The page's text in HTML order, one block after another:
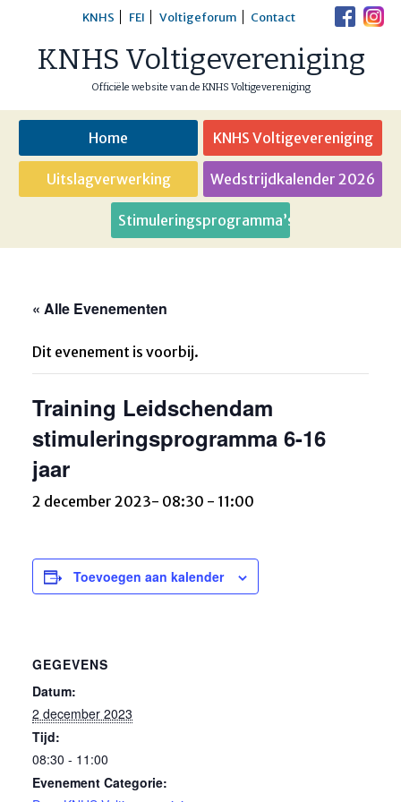
content
KNHS FEI Voltigeforum Contact
KNHS Voltigevereniging
Officiële website van de KNHS Voltigevereniging
Home KNHS Voltigevereniging
Uitslagverwerking Wedstrijdkalender 2026
Stimuleringsprogramma’s
« Alle Evenementen
Dit evenement is voorbij.
Training Leidschendam
stimuleringsprogramma 6-16
jaar
2 december 2023- 08:30 - 11:00
Toevoegen aan kalender
GEGEVENS
Datum:
2 december 2023
Tijd:
08:30 - 11:00
Evenement Categorie: